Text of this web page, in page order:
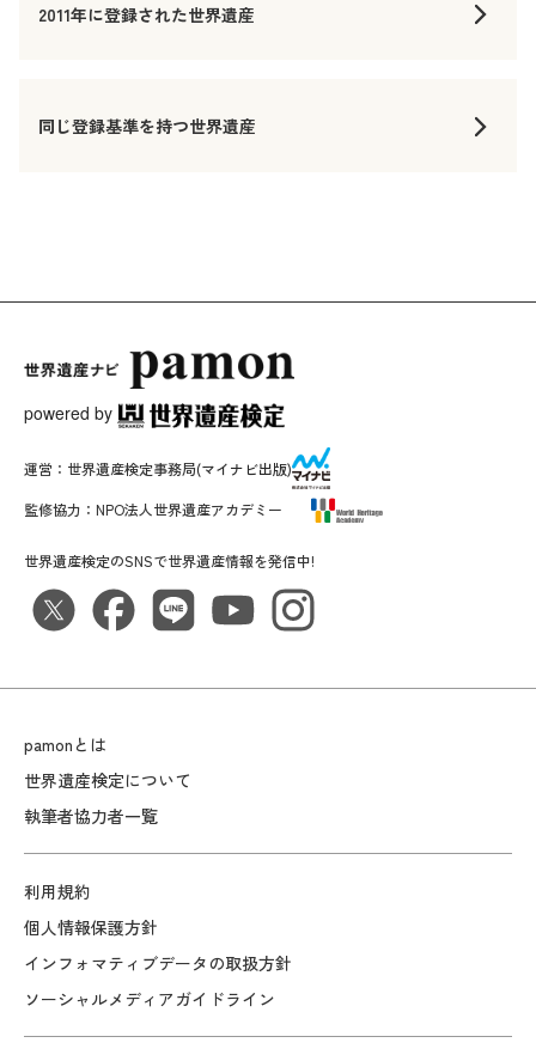
2011年に登録された世界遺産
同じ登録基準を持つ世界遺産
powered by
pamonとは
世界遺産検定について
執筆者協力者一覧
利用規約
個人情報保護方針
インフォマティブデータの取扱方針
ソーシャルメディアガイドライン
世界遺産検定のSNSで世界遺産情報を発信中!
運営： 世界遺産検定事務局(マイナビ出版)
監修協力： NPO法人世界遺産アカデミー